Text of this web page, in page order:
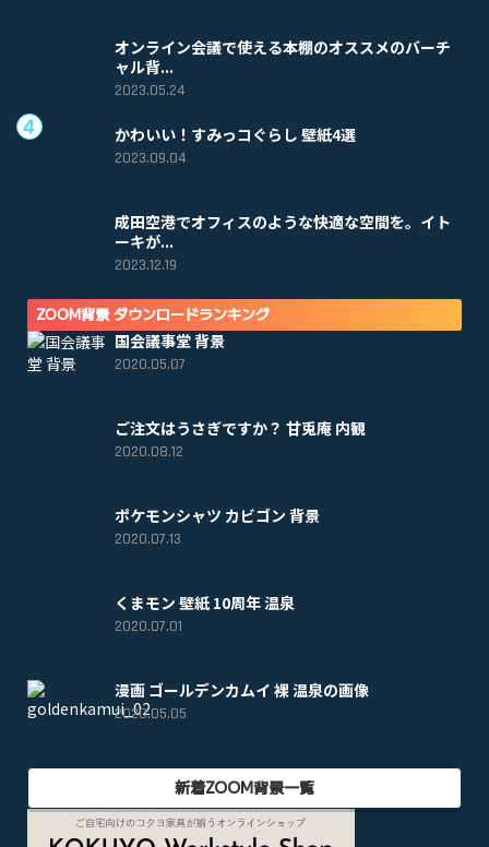
オンライン会議で使える本棚のオススメのバーチ
ャル背...
2023.05.24
かわいい！すみっコぐらし 壁紙4選
2023.09.04
成田空港でオフィスのような快適な空間を。イト
ーキが...
2023.12.19
ZOOM背景 ダウンロードランキング
国会議事堂 背景
2020.05.07
ご注文はうさぎですか？ 甘兎庵 内観
2020.08.12
ポケモンシャツ カビゴン 背景
2020.07.13
くまモン 壁紙 10周年 温泉
2020.07.01
漫画 ゴールデンカムイ 裸 温泉の画像
2020.05.05
新着ZOOM背景一覧